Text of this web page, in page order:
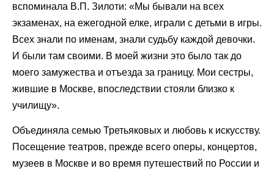
вспоминала В.П. Зилоти: «Мы бывали на всех
экзаменах, на ежегодной елке, играли с детьми в игры.
Всех знали по именам, знали судьбу каждой девочки.
И были там своими. В моей жизни это было так до
моего замужества и отъезда за границу. Мои сестры,
жившие в Москве, впоследствии стояли близко к
училищу».
Объединяла семью Третьяковых и любовь к искусству.
Посещение театров, прежде всего оперы, концертов,
музеев в Москве и во время путешествий по России и